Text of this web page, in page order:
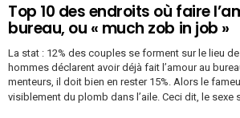
Top 10 des endroits où faire
bureau, ou « much zob in job »
La stat : 12% des couples se forment sur le lieu
hommes déclarent avoir déjà fait l’amour au
menteurs, il doit bien en rester 15%. Alors le
visiblement du plomb dans l’aile. Ceci dit, le sexe